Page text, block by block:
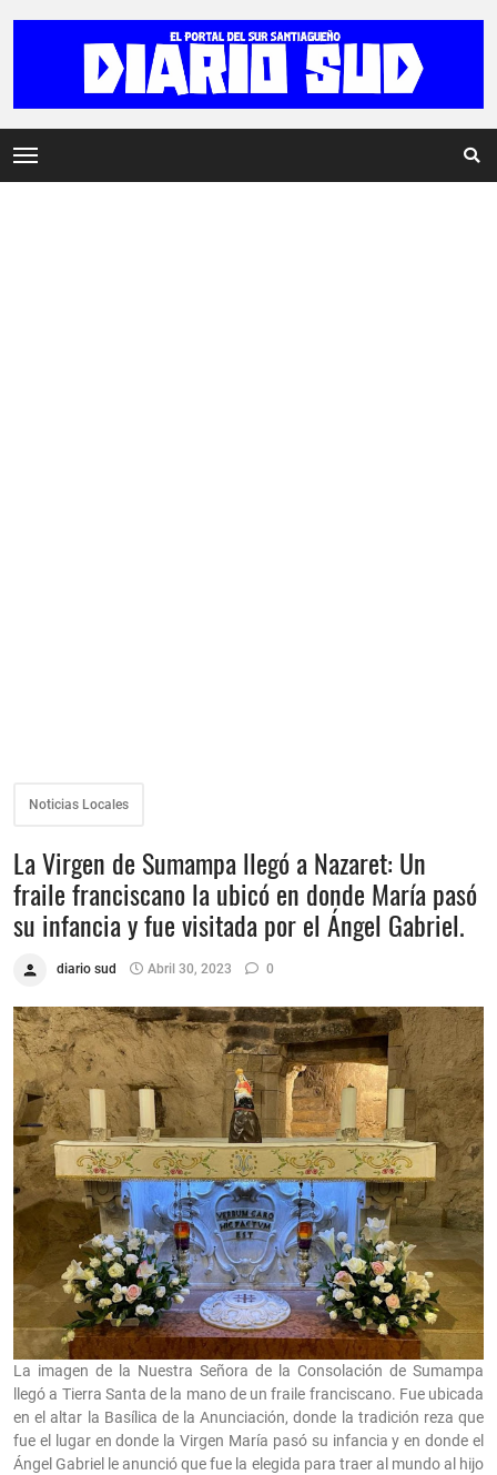
Noticias Locales
La Virgen de Sumampa llegó a Nazaret: Un
fraile franciscano la ubicó en donde María pasó
su infancia y fue visitada por el Ángel Gabriel.
diario sud Abril 30, 2023 0
La imagen de la Nuestra Señora de la Consolación de Sumampa
llegó a Tierra Santa de la mano de un fraile franciscano. Fue ubicada
en el altar la Basílica de la Anunciación, donde la tradición reza que
fue el lugar en donde la Virgen María pasó su infancia y en donde el
Ángel Gabriel le anunció que fue la elegida para traer al mundo al hijo